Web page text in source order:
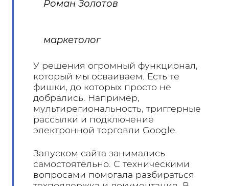
Роман Золотов
маркетолог
У решения огромный функционал,
который мы осваиваем. Есть те
фишки, до которых просто не
добрались. Например,
мультирегиональность, триггерные
рассылки и подключение
электронной торговли Google.
Запуском сайта занимались
самостоятельно. С техническими
вопросами помогала разбираться